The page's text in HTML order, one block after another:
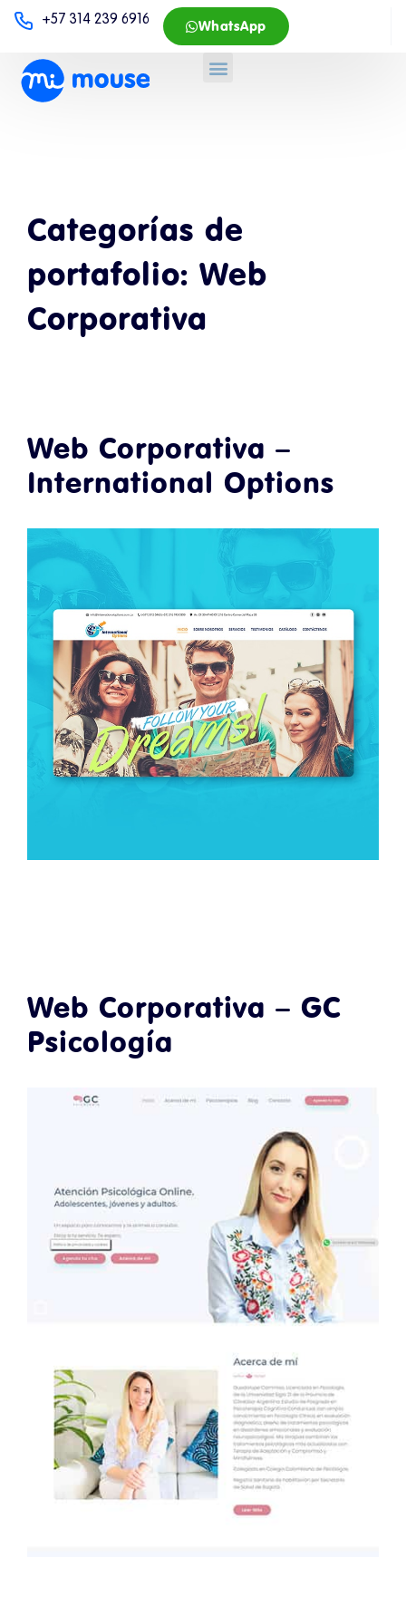
+57 314 239 6916 WhatsApp
Categorías de
portafolio: Web
Corporativa
Web Corporativa –
International Options
Web Corporativa – GC
Psicología